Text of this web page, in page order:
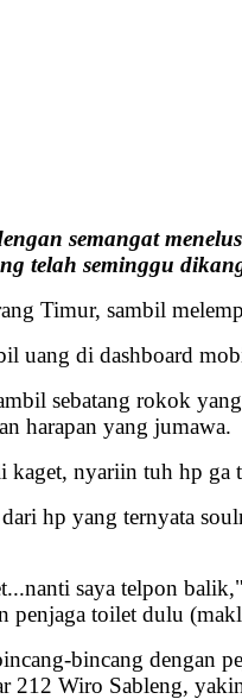
semangat
telah seminggu
Timur, sambil
uang di dashboard
sebatang rokok
harapan yang jumawa.
nyariin tuh hp ga
hp yang ternyata
saya telpon
toilet dulu
bincang dengan
Wiro Sableng,